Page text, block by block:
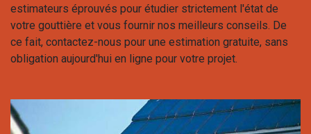
estimateurs éprouvés pour étudier strictement l'état de
votre gouttière et vous fournir nos meilleurs conseils. De
ce fait, contactez-nous pour une estimation gratuite, sans
obligation aujourd'hui en ligne pour votre projet.